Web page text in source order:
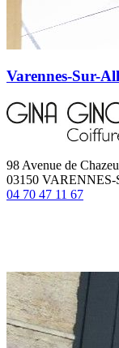
Varennes-Sur-
98 Avenue de
03150
04 70 47 11 67